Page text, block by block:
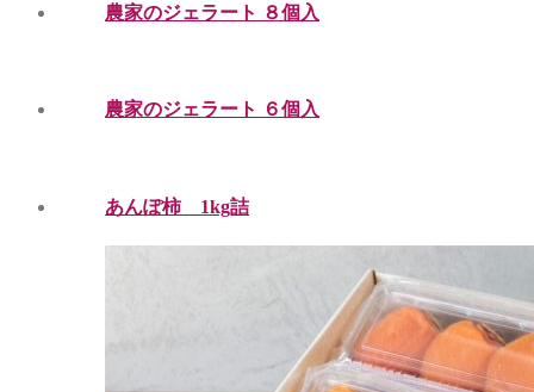
農家のジェラート ８個入
農家のジェラート ６個入
あんぽ柿 1kg詰